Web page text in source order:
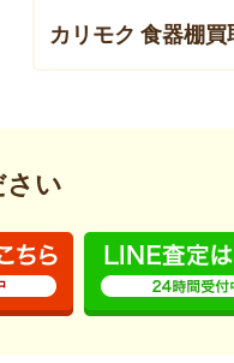
カリモク 食器棚買
さい